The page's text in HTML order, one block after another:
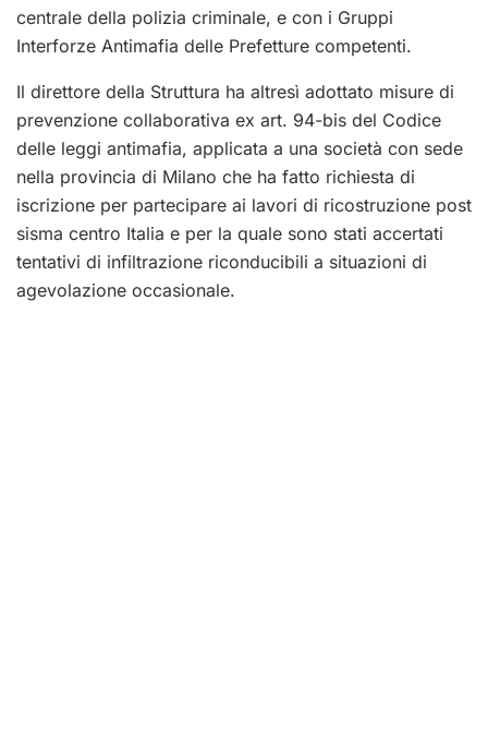
centrale della polizia criminale, e con i Gruppi
Interforze Antimafia delle Prefetture competenti.
Il direttore della Struttura ha altresì adottato misure di
prevenzione collaborativa ex art. 94-bis del Codice
delle leggi antimafia, applicata a una società con sede
nella provincia di Milano che ha fatto richiesta di
iscrizione per partecipare ai lavori di ricostruzione post
sisma centro Italia e per la quale sono stati accertati
tentativi di infiltrazione riconducibili a situazioni di
agevolazione occasionale.